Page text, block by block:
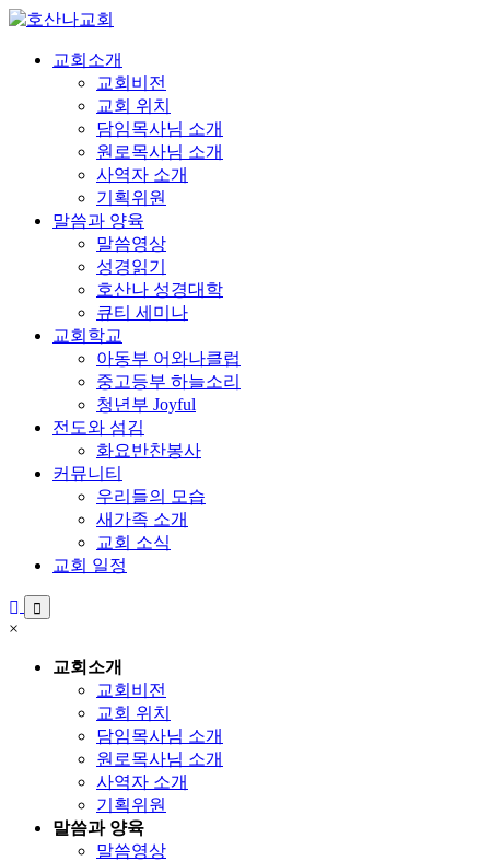
교회소개
교회비전
교회 위치
담임목사님 소개
원로목사님 소개
사역자 소개
기획위원
말씀과 양육
말씀영상
성경읽기
호산나 성경대학
큐티 세미나
교회학교
아동부 어와나클럽
중고등부 하늘소리
청년부 Joyful
전도와 섬김
화요반찬봉사
커뮤니티
우리들의 모습
새가족 소개
교회 소식
교회 일정
×
교회소개
교회비전
교회 위치
담임목사님 소개
원로목사님 소개
사역자 소개
기획위원
말씀과 양육
말씀영상